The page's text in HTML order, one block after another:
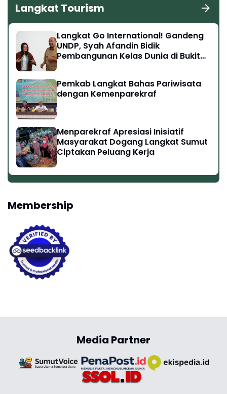
Langkat Tourism
Langkat Go International! Gandeng
UNDP, Syah Afandin Bidik
Pembangunan Kelas Dunia di Bukit
Pemkab Langkat Bahas Pariwisata
dengan Kemenparekraf
Menparekraf Apresiasi Inisiatif
Masyarakat Dogang Langkat Sumut
Ciptakan Peluang Kerja
Membership
Media Partner